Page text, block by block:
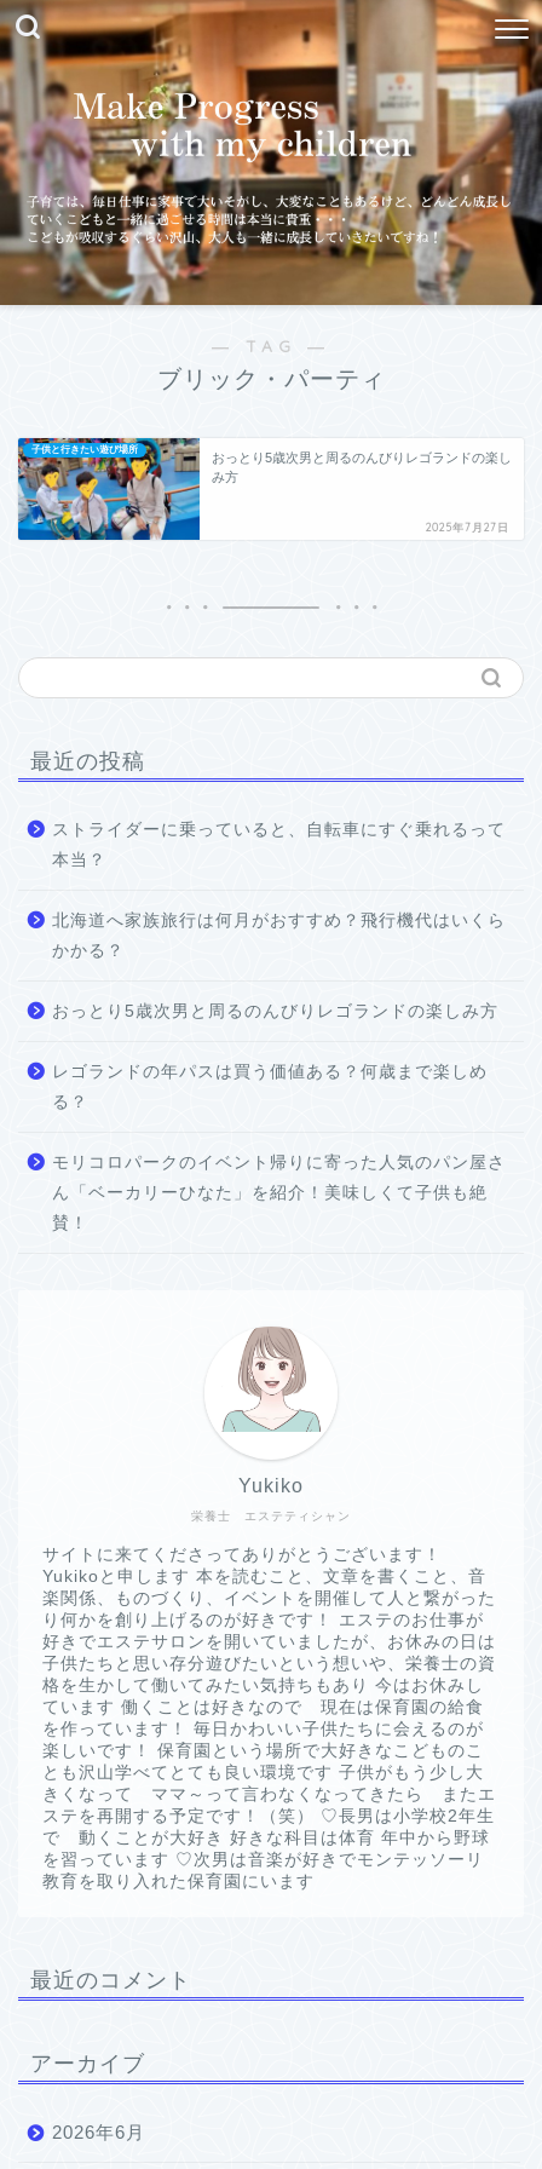
― TAG ―
ブリック・パーティ
子供と行きたい遊び場所
おっとり5歳次男と周るのんびりレゴランドの楽し
み方
2025年7月27日
最近の投稿
ストライダーに乗っていると、自転車にすぐ乗れるって
本当？
北海道へ家族旅行は何月がおすすめ？飛行機代はいくら
かかる？
おっとり5歳次男と周るのんびりレゴランドの楽しみ方
レゴランドの年パスは買う価値ある？何歳まで楽しめ
る？
モリコロパークのイベント帰りに寄った人気のパン屋さ
ん「ベーカリーひなた」を紹介！美味しくて子供も絶
賛！
栄養士 エステティシャン
Yukiko
サイトに来てくださってありがとうございます！
Yukikoと申します 本を読むこと、文章を書くこと、音
楽関係、ものづくり、イベントを開催して人と繋がった
り何かを創り上げるのが好きです！ エステのお仕事が
好きでエステサロンを開いていましたが、お休みの日は
子供たちと思い存分遊びたいという想いや、栄養士の資
格を生かして働いてみたい気持ちもあり 今はお休みし
ています 働くことは好きなので 現在は保育園の給食
を作っています！ 毎日かわいい子供たちに会えるのが
楽しいです！ 保育園という場所で大好きなこどものこ
とも沢山学べてとても良い環境です 子供がもう少し大
きくなって ママ～って言わなくなってきたら またエ
ステを再開する予定です！（笑） ♡長男は小学校2年生
で 動くことが大好き 好きな科目は体育 年中から野球
を習っています ♡次男は音楽が好きでモンテッソーリ
教育を取り入れた保育園にいます
最近のコメント
アーカイブ
2026年6月